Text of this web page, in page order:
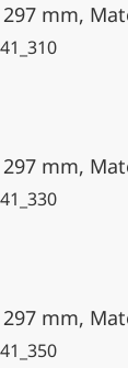
mm,
mm,
mm,